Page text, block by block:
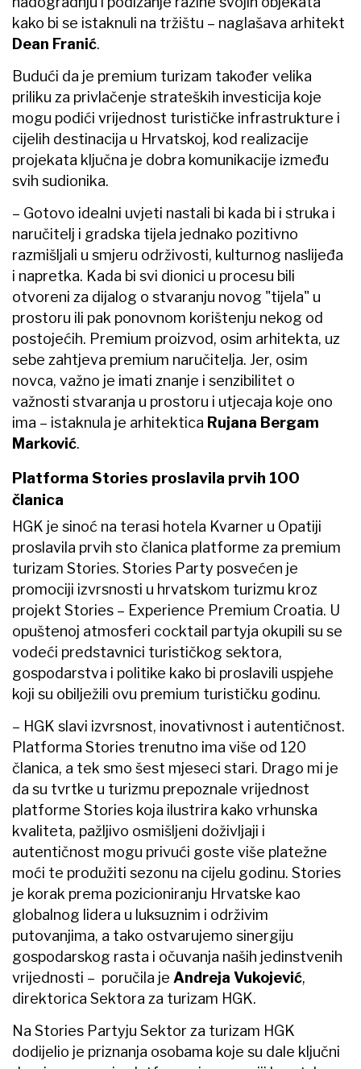
kako bi se istaknuli na tržištu – naglašava arhitekt
Dean Franić.
Budući da je premium turizam također velika
priliku za privlačenje strateških investicija koje
mogu podići vrijednost turističke infrastrukture i
cijelih destinacija u Hrvatskoj, kod realizacije
projekata ključna je dobra komunikacije između
svih sudionika.
– Gotovo idealni uvjeti nastali bi kada bi i struka i
naručitelj i gradska tijela jednako pozitivno
razmišljali u smjeru održivosti, kulturnog naslijeđa
i napretka. Kada bi svi dionici u procesu bili
otvoreni za dijalog o stvaranju novog "tijela" u
prostoru ili pak ponovnom korištenju nekog od
postojećih. Premium proizvod, osim arhitekta, uz
sebe zahtjeva premium naručitelja. Jer, osim
novca, važno je imati znanje i senzibilitet o
važnosti stvaranja u prostoru i utjecaja koje ono
ima – istaknula je arhitektica Rujana Bergam
Marković.
Platforma Stories proslavila prvih 100
članica
HGK je sinoć na terasi hotela Kvarner u Opatiji
proslavila prvih sto članica platforme za premium
turizam Stories. Stories Party posvećen je
promociji izvrsnosti u hrvatskom turizmu kroz
projekt Stories – Experience Premium Croatia. U
opuštenoj atmosferi cocktail partyja okupili su se
vodeći predstavnici turističkog sektora,
gospodarstva i politike kako bi proslavili uspjehe
koji su obilježili ovu premium turističku godinu.
– HGK slavi izvrsnost, inovativnost i autentičnost.
Platforma Stories trenutno ima više od 120
članica, a tek smo šest mjeseci stari. Drago mi je
da su tvrtke u turizmu prepoznale vrijednost
platforme Stories koja ilustrira kako vrhunska
kvaliteta, pažljivo osmišljeni doživljaji i
autentičnost mogu privući goste više platežne
moći te produžiti sezonu na cijelu godinu. Stories
je korak prema pozicioniranju Hrvatske kao
globalnog lidera u luksuznim i održivim
putovanjima, a tako ostvarujemo sinergiju
gospodarskog rasta i očuvanja naših jedinstvenih
vrijednosti – poručila je Andreja Vukojević,
direktorica Sektora za turizam HGK.
Na Stories Partyju Sektor za turizam HGK
dodijelio je priznanja osobama koje su dale ključni